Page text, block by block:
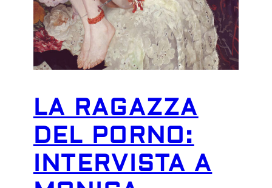
LA RAGAZZA
DEL PORNO:
INTERVISTA A